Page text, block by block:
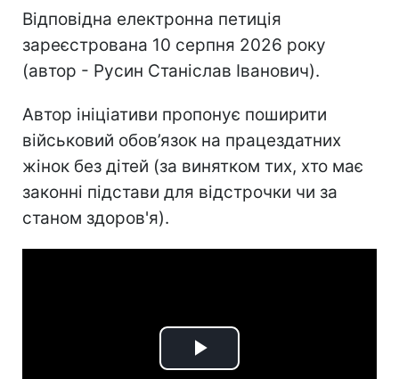
Відповідна електронна петиція
зареєстрована 10 серпня 2026 року
(автор - Русин Станіслав Іванович).
Автор ініціативи пропонує поширити
військовий обов’язок на працездатних
жінок без дітей (за винятком тих, хто має
законні підстави для відстрочки чи за
станом здоров'я).
Play